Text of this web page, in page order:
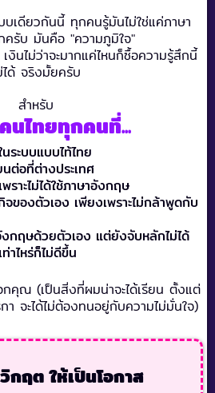
เดียวกันนี้ ทุกคนรู้มันไม่ใช่แค่ภาษา
ครับ มันคือ "ความภูมิใจ"
นไม่ว่าจะมากแค่ไหนก็ซื้อความรู้สึกนี้
ได้ จริงมั้ยครับ
สำหรับ
นไทยทุกคนที่...
ะบบแบบไท้ไทย
ต่อที่ต่างประเทศ
าะไม่ได้ใช้ภาษาอังกฤษ
องตัวเอง เพียงเพราะไม่กล้าพูดกับ
กฤษด้วยตัวเอง แต่ยังจับหลักไม่ได้
ไหร่ก็ไม่ดีขึ้น
กคุณ (เป็นสิ่งที่ผมน่าจะได้เรียน ตั้งแต่
จะได้ไม่ต้องทนอยู่กับความไม่มั่นใจ)
กฤต ให้เป็นโอกาส